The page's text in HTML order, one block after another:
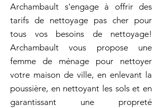
Archambault s'engage à offrir des
tarifs de nettoyage pas cher pour
tous vos besoins de nettoyage!
Archambault vous propose une
femme de ménage pour nettoyer
votre maison de ville, en enlevant la
poussière, en nettoyant les sols et en
garantissant une propreté